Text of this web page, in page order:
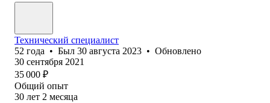
Технический специалист
52 года • Был 30 августа 2023 • Обновлено
30 сентября 2021
35 000 ₽
Общий опыт
30 лет 2 месяца